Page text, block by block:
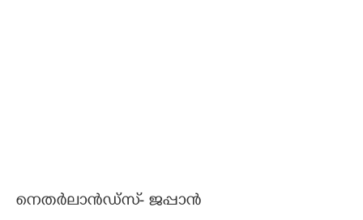
നെതർലാൻ‌ഡ്സ്- ജപ്പാൻ